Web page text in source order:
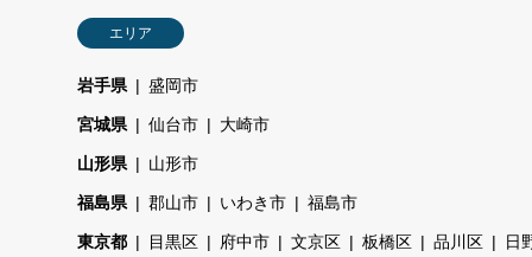
エリア
岩手県 盛岡市
宮城県 仙台市 大崎市
山形県 山形市
福島県 郡山市 いわき市 福島市
東京都 目黒区 府中市 文京区 板橋区 品川区 日